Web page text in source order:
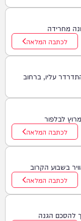
מחרידה
לכתבה המלאה
עליו, ברחוב
לבלפור
לכתבה המלאה
בשבוע הקרוב
לכתבה המלאה
להסכם הגנה